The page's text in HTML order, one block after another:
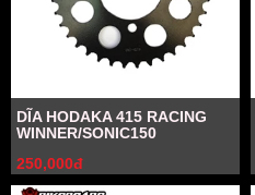
DĨA HODAKA 415 RACING
WINNER/SONIC150
250,000đ